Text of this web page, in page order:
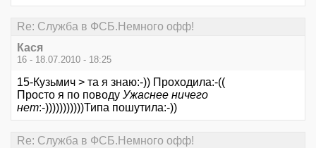
Re: Служба в ФСБ.Немного офф!
Кася
16 - 18.07.2010 - 18:25
15-Кузьмич > та я знаю:-)) Проходила:-((
Просто я по поводу Ужаснее ничего
нет:-)))))))))))Типа пошутила:-))
Re: Служба в ФСБ.Немного офф!